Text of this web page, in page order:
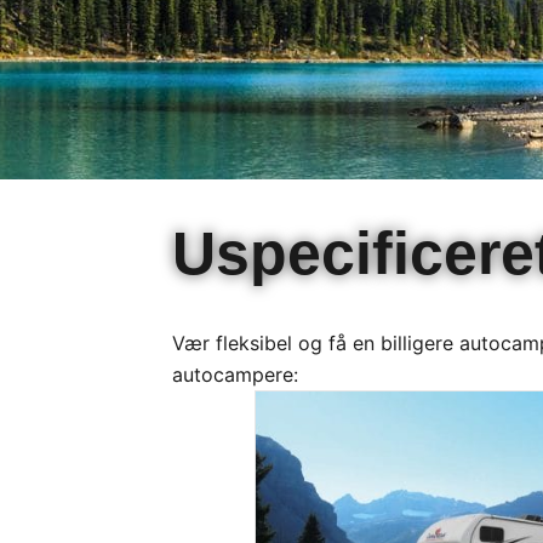
Vær fleksibel og få en billigere
autocampere: